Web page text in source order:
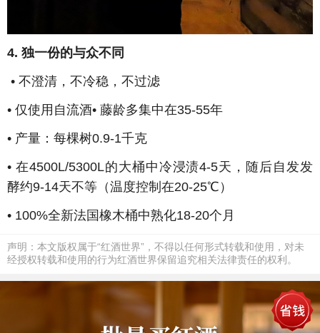
4. 独一份的与众不同
• 不澄清，不冷稳，不过滤
• 仅使用自流酒• 藤龄多集中在35-55年
• 产量：每棵树0.9-1千克
• 在4500L/5300L的大桶中冷浸渍4-5天，随后自发发
酵约9-14天不等（温度控制在20-25℃）
• 100%全新法国橡木桶中熟化18-20个月
声明：本文版权属于“红酒世界”，不得以任何形式转载和使用，对未
经授权转载和使用的行为红酒世界保留追究相关法律责任的权利。